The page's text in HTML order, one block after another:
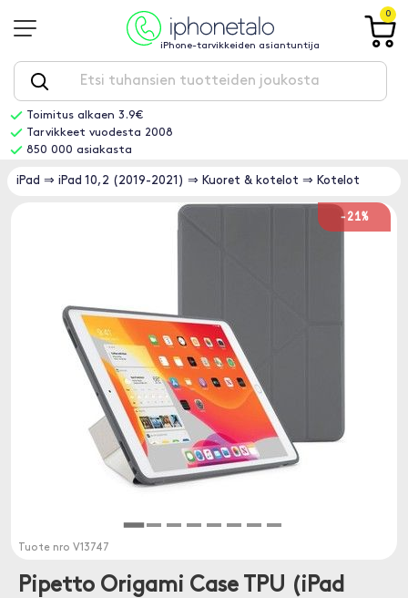
iPhone-tarvikkeiden asiantuntija
0
Toimitus alkaen 3.9€
Tarvikkeet vuodesta 2008
850 000 asiakasta
iPad ⇒ iPad 10,2 (2019-2021) ⇒ Kuoret & kotelot ⇒ Kotelot
-21%
Tuote nro V13747
Pipetto Origami Case TPU (iPad